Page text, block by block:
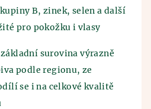
B, zinek, selen a další
pro pokožku i vlasy
surovina výrazně
podle regionu, ze
se i na celkové kvalitě